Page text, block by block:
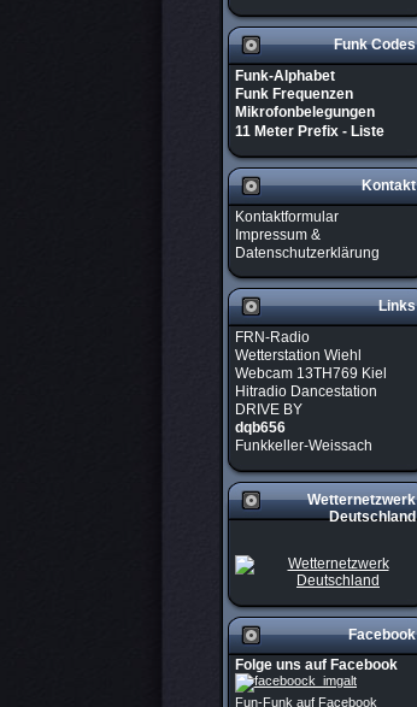
Funk Codes
Funk-Alphabet
Funk Frequenzen
Mikrofonbelegungen
11 Meter Prefix - Liste
Kontakt
Kontaktformular
Impressum &
Datenschutzerklärung
Links
FRN-Radio
Wetterstation Wiehl
Webcam 13TH769 Kiel
Hitradio Dancestation
DRIVE BY
dqb656
Funkkeller-Weissach
Wetternetzwerk
Deutschland
Facebook
Folge uns auf Facebook
Fun-Funk auf Facebook